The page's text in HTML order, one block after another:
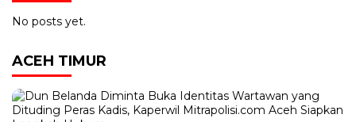
No posts yet.
ACEH TIMUR